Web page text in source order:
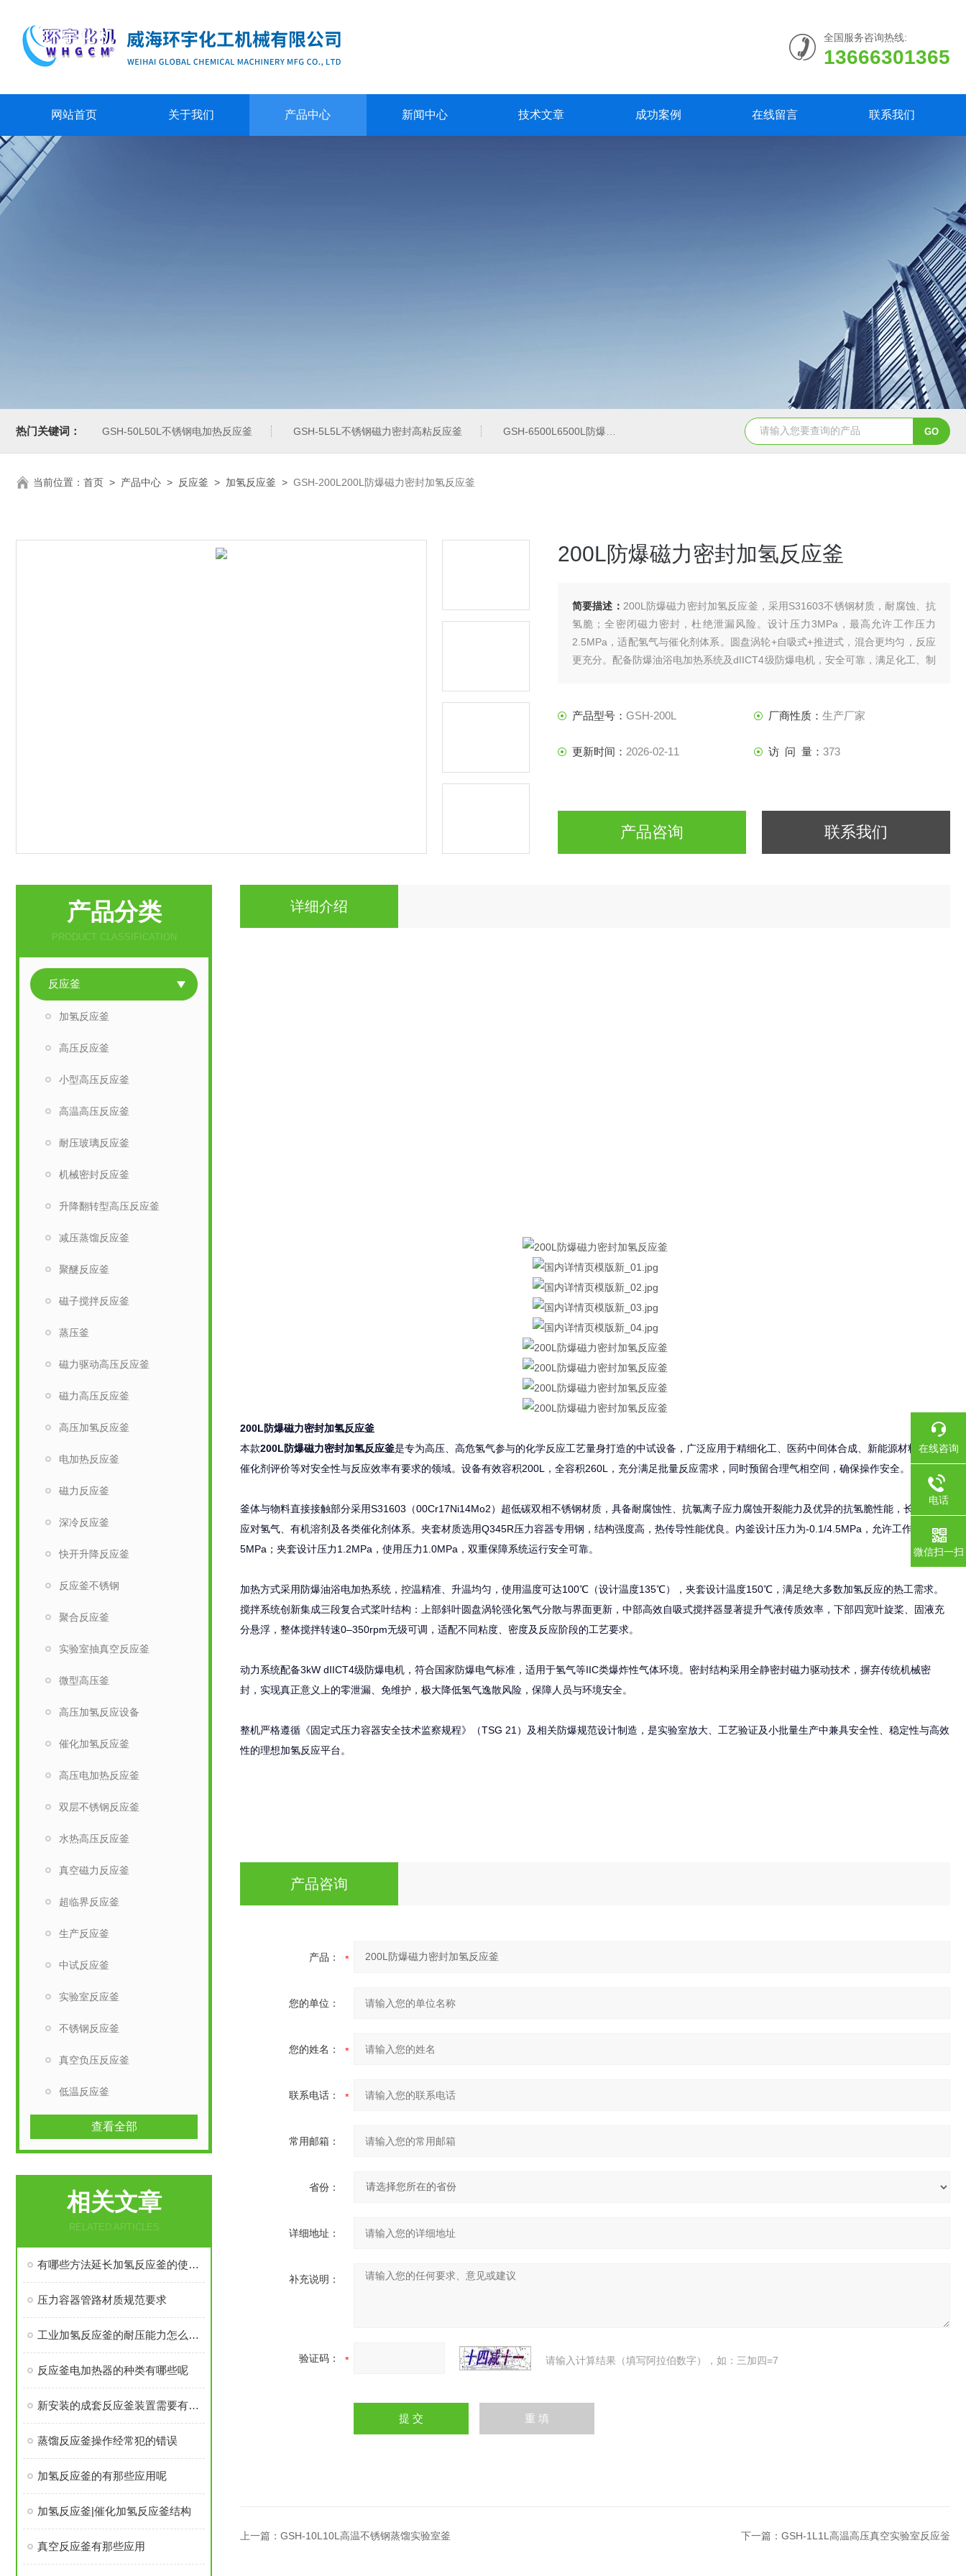
全国服务咨询热线:
13666301365
网站首页 关于我们 产品中心 新闻中心 技术文章 成功案例 在线留言 联系我们
热门关键词： GSH-50L50L不锈钢电加热反应釜 GSH-5L5L不锈钢磁力密封高粘反应釜 GSH-6500L6500L防爆加氢工业反应釜 GSH-0.5L0.5L不锈钢磁力密封聚酯反应釜
当前位置： 首页 > 产品中心 > 反应釜 > 加氢反应釜 > GSH-200L200L防爆磁力密封加氢反应釜
200L防爆磁力密封加氢反应釜
简要描述： 200L防爆磁力密封加氢反应釜，采用S31603不锈钢材质，耐腐蚀、抗
氢脆；全密闭磁力密封，杜绝泄漏风险。设计压力3MPa，最高允许工作压力
2.5MPa，适配氢气与催化剂体系。圆盘涡轮+自吸式+推进式，混合更均匀，反应
更充分。配备防爆油浴电加热系统及dIICT4级防爆电机，安全可靠，满足化工、制
产品型号： GSH-200L 厂商性质： 生产厂家
更新时间： 2026-02-11 访 问 量： 373
产品咨询 联系我们
产品分类
PRODUCT CLASSIFICATION
反应釜
加氢反应釜
高压反应釜
小型高压反应釜
高温高压反应釜
耐压玻璃反应釜
机械密封反应釜
升降翻转型高压反应釜
减压蒸馏反应釜
聚醚反应釜
磁子搅拌反应釜
蒸压釜
磁力驱动高压反应釜
磁力高压反应釜
高压加氢反应釜
电加热反应釜
磁力反应釜
深冷反应釜
快开升降反应釜
反应釜不锈钢
聚合反应釜
实验室抽真空反应釜
微型高压釜
高压加氢反应设备
催化加氢反应釜
高压电加热反应釜
双层不锈钢反应釜
水热高压反应釜
真空磁力反应釜
超临界反应釜
生产反应釜
中试反应釜
实验室反应釜
不锈钢反应釜
真空负压反应釜
低温反应釜
查看全部
相关文章
RELATED ARTICLES
有哪些方法延长加氢反应釜的使用寿命
压力容器管路材质规范要求
工业加氢反应釜的耐压能力怎么样呢
反应釜电加热器的种类有哪些呢
新安装的成套反应釜装置需要有哪些做的准备工作
蒸馏反应釜操作经常犯的错误
加氢反应釜的有那些应用呢
加氢反应釜|催化加氢反应釜结构
真空反应釜有那些应用
详细介绍
200L防爆磁力密封加氢反应釜
本款200L防爆磁力密封加氢反应釜是专为高压、高危氢气参与的化学反应工艺量身打造的中试设备，广泛应用于精细化工、医药中间体合成、新能源材料研发、
催化剂评价等对安全性与反应效率有要求的领域。设备有效容积200L，全容积260L，充分满足批量反应需求，同时预留合理气相空间，确保操作安全。
釜体与物料直接接触部分采用S31603（00Cr17Ni14Mo2）超低碳双相不锈钢材质，具备耐腐蚀性、抗氯离子应力腐蚀开裂能力及优异的抗氢脆性能，长期稳定
应对氢气、有机溶剂及各类催化剂体系。夹套材质选用Q345R压力容器专用钢，结构强度高，热传导性能优良。内釜设计压力为-0.1/4.5MPa，允许工作压力达
5MPa；夹套设计压力1.2MPa，使用压力1.0MPa，双重保障系统运行安全可靠。
加热方式采用防爆油浴电加热系统，控温精准、升温均匀，使用温度可达100℃（设计温度135℃），夹套设计温度150℃，满足绝大多数加氢反应的热工需求。
搅拌系统创新集成三段复合式桨叶结构：上部斜叶圆盘涡轮强化氢气分散与界面更新，中部高效自吸式搅拌器显著提升气液传质效率，下部四宽叶旋桨、固液充
分悬浮，整体搅拌转速0–350rpm无级可调，适配不同粘度、密度及反应阶段的工艺要求。
动力系统配备3kW dIICT4级防爆电机，符合国家防爆电气标准，适用于氢气等IIC类爆炸性气体环境。密封结构采用全静密封磁力驱动技术，摒弃传统机械密
封，实现真正意义上的零泄漏、免维护，极大降低氢气逸散风险，保障人员与环境安全。
整机严格遵循《固定式压力容器安全技术监察规程》（TSG 21）及相关防爆规范设计制造，是实验室放大、工艺验证及小批量生产中兼具安全性、稳定性与高效
性的理想加氢反应平台。
产品咨询
产品：
您的单位：
您的姓名：
联系电话：
常用邮箱：
省份：
详细地址：
补充说明：
验证码： 请输入计算结果（填写阿拉伯数字），如：三加四=7
上一篇： GSH-10L10L高温不锈钢蒸馏实验室釜 下一篇： GSH-1L1L高温高压真空实验室反应釡
在线咨询
电话
微信扫一扫